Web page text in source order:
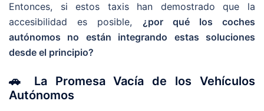
Entonces, si estos taxis han demostrado que la
accesibilidad es posible, ¿por qué los coches
autónomos no están integrando estas soluciones
desde el principio?
🚗 La Promesa Vacía de los Vehículos
Autónomos